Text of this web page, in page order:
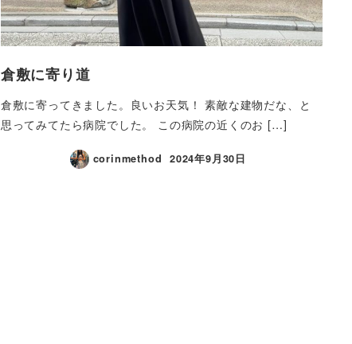
倉敷に寄り道
倉敷に寄ってきました。良いお天気！ 素敵な建物だな、と
思ってみてたら病院でした。 この病院の近くのお […]
corinmethod 2024年9月30日